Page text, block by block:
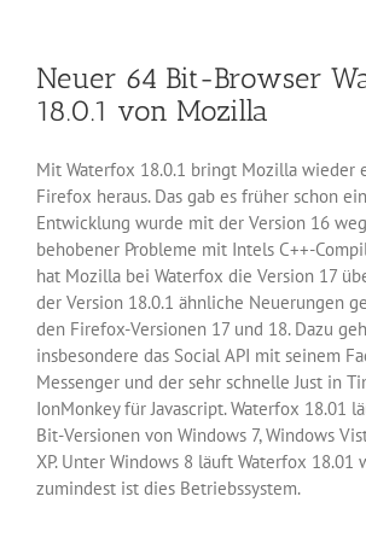
Neuer 64 Bit-Browser
18.0.1 von Mozilla
Mit Waterfox 18.0.1 bringt Mozilla wieder
Firefox heraus. Das gab es früher schon
Entwicklung wurde mit der Version 16
behobener Probleme mit Intels C++-
hat Mozilla bei Waterfox die Version 17
der Version 18.0.1 ähnliche Neuerungen
den Firefox-Versionen 17 und 18. Dazu
insbesondere das Social API mit seinem
Messenger und der sehr schnelle Just in
IonMonkey für Javascript. Waterfox 18.01
Bit-Versionen von Windows 7, Windows
XP. Unter Windows 8 läuft Waterfox 18.01
zumindest ist dies Betriebssystem.